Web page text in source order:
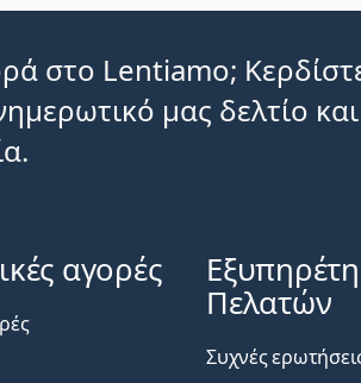
στο Lentiamo;
μας δελτίο
αγορές
Πελατών
Συχνές